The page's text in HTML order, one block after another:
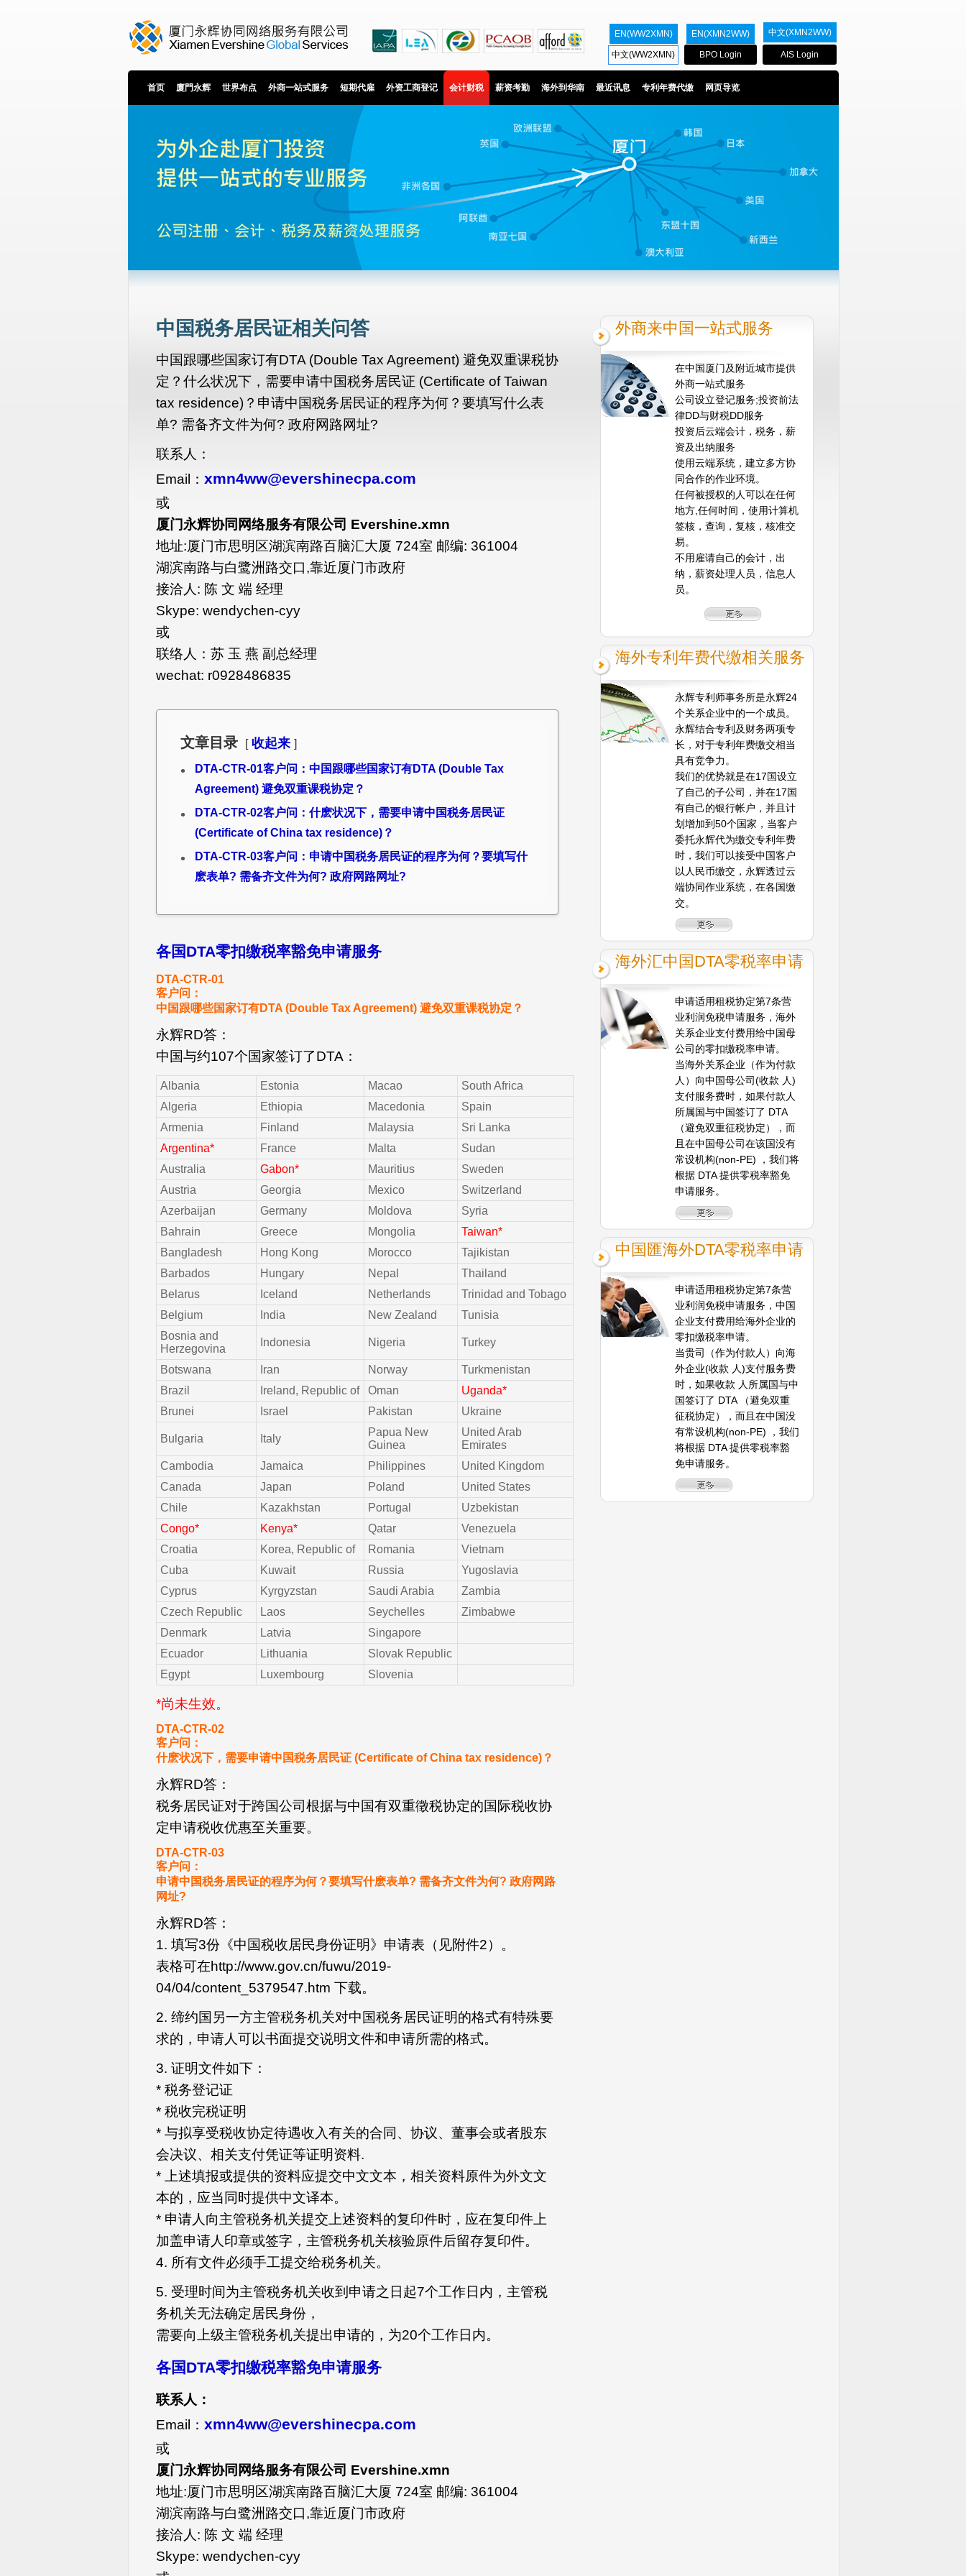
EN(WW2XMN) EN(XMN2WW) 中文(XMN2WW)
中文(WW2XMN) BPO Login AIS Login
首页 廈門永辉 世界布点 外商一站式服务 短期代雇 外资工商登记 会计财税 薪资考勤 海外到华南 最近讯息 专利年费代缴 网页导览
中国税务居民证相关问答
中国跟哪些国家订有DTA (Double Tax Agreement) 避免双重课税协
定？什么状况下，需要申请中国税务居民证 (Certificate of Taiwan
tax residence)？申请中国税务居民证的程序为何？要填写什么表
单? 需备齐文件为何? 政府网路网址?
联系人：
Email： xmn4ww@evershinecpa.com
或
厦门永辉协同网络服务有限公司 Evershine.xmn
地址:厦门市思明区湖滨南路百脑汇大厦 724室 邮编: 361004
湖滨南路与白鹭洲路交口,靠近厦门市政府
接洽人: 陈 文 端 经理
Skype: wendychen-cyy
或
联络人：苏 玉 燕 副总经理
wechat: r0928486835
文章目录 收起来
DTA-CTR-01客户问：中国跟哪些国家订有DTA (Double Tax
Agreement) 避免双重课税协定？
DTA-CTR-02客户问：什麽状况下，需要申请中国税务居民证
(Certificate of China tax residence)？
DTA-CTR-03客户问：申请中国税务居民证的程序为何？要填写什
麽表单? 需备齐文件为何? 政府网路网址?
各国DTA零扣缴税率豁免申请服务
DTA-CTR-01
客户问：
中国跟哪些国家订有DTA (Double Tax Agreement) 避免双重课税协定？
永辉RD答：
中国与约107个国家签订了DTA：
Albania Estonia Macao
South Africa
Algeria
Ethiopia Macedonia
Spain
Armenia
Finland Malaysia
Sri Lanka
Argentina*
France Malta
Sudan
Australia
Gabon* Mauritius
Sweden
Austria
Georgia Mexico
Switzerland
Azerbaijan
Germany Moldova
Syria
Bahrain
Greece Mongolia
Taiwan*
Bangladesh
Hong Kong Morocco
Tajikistan
Barbados
Hungary Nepal
Thailand
Belarus
Iceland Netherlands
Trinidad and Tobago
Belgium
India New Zealand
Tunisia
Bosnia and
Herzegovina
Indonesia Nigeria Turkey
Botswana Iran Norway
Turkmenistan
Brazil
Ireland, Republic of Oman
Uganda*
Brunei
Israel Pakistan Ukraine
Bulgaria Italy
Papua New
Guinea
United Arab
Emirates
Cambodia
Jamaica Philippines
United Kingdom
Canada
Japan Poland
United States
Chile
Kazakhstan Portugal
Uzbekistan
Congo*
Kenya* Qatar
Venezuela
Croatia
Korea, Republic of Romania
Vietnam
Cuba
Kuwait Russia
Yugoslavia
Cyprus
Kyrgyzstan Saudi Arabia
Zambia
Czech Republic
Laos Seychelles
Zimbabwe
Denmark
Latvia
Singapore
Ecuador
Lithuania
Slovak Republic
Egypt
Luxembourg Slovenia
*尚未生效。
DTA-CTR-02
客户问：
什麽状况下，需要申请中国税务居民证 (Certificate of China tax residence)？
永辉RD答：
税务居民证对于跨国公司根据与中国有双重徵税协定的国际税收协
定申请税收优惠至关重要。
DTA-CTR-03
客户问：
申请中国税务居民证的程序为何？要填写什麽表单? 需备齐文件为何? 政府网路
网址?
永辉RD答：
1. 填写3份《中国税收居民身份证明》申请表（见附件2）。
表格可在http://www.gov.cn/fuwu/2019-
04/04/content_5379547.htm 下载。
2. 缔约国另一方主管税务机关对中国税务居民证明的格式有特殊要
求的，申请人可以书面提交说明文件和申请所需的格式。
3. 证明文件如下：
* 税务登记证
* 税收完税证明
* 与拟享受税收协定待遇收入有关的合同、协议、董事会或者股东
会决议、相关支付凭证等证明资料.
* 上述填报或提供的资料应提交中文文本，相关资料原件为外文文
本的，应当同时提供中文译本。
* 申请人向主管税务机关提交上述资料的复印件时，应在复印件上
加盖申请人印章或签字，主管税务机关核验原件后留存复印件。
4. 所有文件必须手工提交给税务机关。
5. 受理时间为主管税务机关收到申请之日起7个工作日内，主管税
务机关无法确定居民身份，
需要向上级主管税务机关提出申请的，为20个工作日内。
各国DTA零扣缴税率豁免申请服务
联系人：
Email： xmn4ww@evershinecpa.com
或
厦门永辉协同网络服务有限公司 Evershine.xmn
地址:厦门市思明区湖滨南路百脑汇大厦 724室 邮编: 361004
湖滨南路与白鹭洲路交口,靠近厦门市政府
接洽人: 陈 文 端 经理
Skype: wendychen-cyy
外商来中国一站式服务
在中国厦门及附近城市提供
外商一站式服务
公司设立登记服务;投资前法
律DD与财税DD服务
投资后云端会计，税务，薪
资及出纳服务
使用云端系统，建立多方协
同合作的作业环境。
任何被授权的人可以在任何
地方,任何时间，使用计算机
签核，查询，复核，核准交
易。
不用雇请自己的会计，出
纳，薪资处理人员，信息人
员。
海外专利年费代缴相关服务
永辉专利师事务所是永辉24
个关系企业中的一个成员。
永辉结合专利及财务两项专
长，对于专利年费缴交相当
具有竞争力。
我们的优势就是在17国设立
了自己的子公司，并在17国
有自己的银行帐户，并且计
划增加到50个国家，当客户
委托永辉代为缴交专利年费
时，我们可以接受中国客户
以人民币缴交，永辉透过云
端协同作业系统，在各国缴
交。
海外汇中国DTA零税率申请
申请适用租税协定第7条营
业利润免税申请服务，海外
关系企业支付费用给中国母
公司的零扣缴税率申请。
当海外关系企业（作为付款
人）向中国母公司(收款 人)
支付服务费时，如果付款人
所属国与中国签订了 DTA
（避免双重征税协定），而
且在中国母公司在该国没有
常设机构(non-PE) ，我们将
根据 DTA 提供零税率豁免
申请服务。
中国匯海外DTA零税率申请
申请适用租税协定第7条营
业利润免税申请服务，中国
企业支付费用给海外企业的
零扣缴税率申请。
当贵司（作为付款人）向海
外企业(收款 人)支付服务费
时，如果收款 人所属国与中
国签订了 DTA （避免双重
征税协定），而且在中国没
有常设机构(non-PE) ，我们
将根据 DTA 提供零税率豁
免申请服务。